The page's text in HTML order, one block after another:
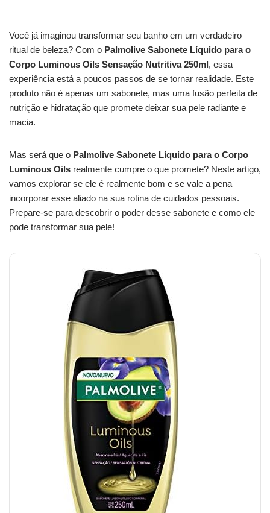
Você já imaginou transformar seu banho em um verdadeiro
ritual de beleza? Com o Palmolive Sabonete Líquido para o
Corpo Luminous Oils Sensação Nutritiva 250ml, essa
experiência está a poucos passos de se tornar realidade. Este
produto não é apenas um sabonete, mas uma fusão perfeita de
nutrição e hidratação que promete deixar sua pele radiante e
macia.
Mas será que o Palmolive Sabonete Líquido para o Corpo
Luminous Oils realmente cumpre o que promete? Neste artigo,
vamos explorar se ele é realmente bom e se vale a pena
incorporar esse aliado na sua rotina de cuidados pessoais.
Prepare-se para descobrir o poder desse sabonete e como ele
pode transformar sua pele!